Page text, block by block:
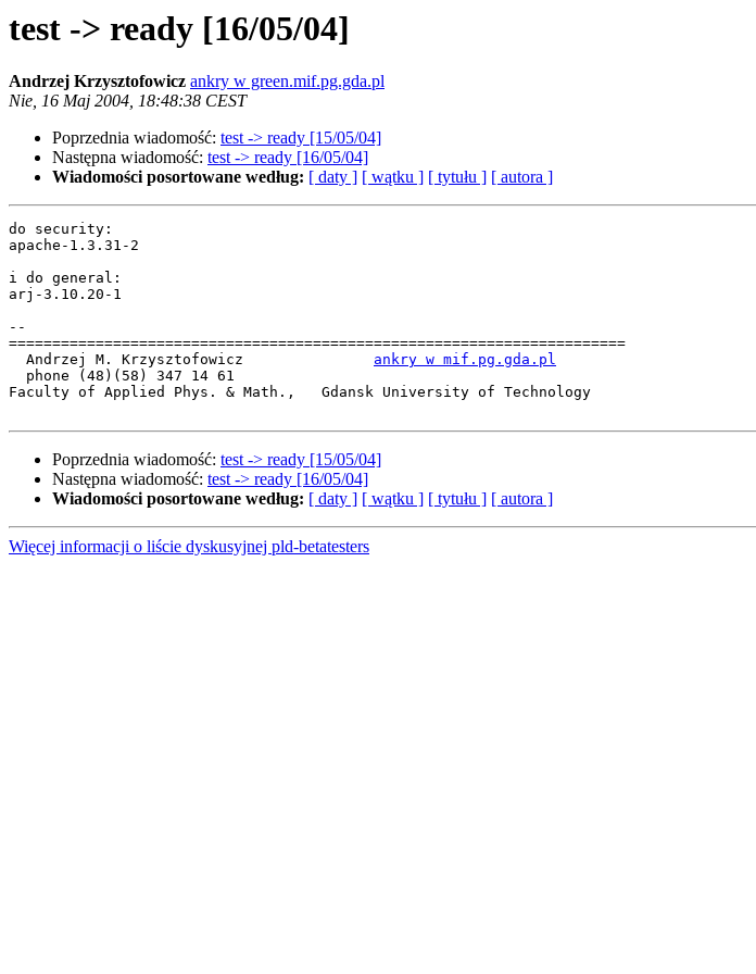
test -> ready [16/05/04]
Andrzej Krzysztofowicz ankry w green.mif.pg.gda.pl
Nie, 16 Maj 2004, 18:48:38 CEST
Poprzednia wiadomość: test -> ready [15/05/04]
Następna wiadomość: test -> ready [16/05/04]
Wiadomości posortowane według: [ daty ] [ wątku ] [ tytułu ] [ autora ]
do security:
apache-1.3.31-2
i do general:
arj-3.10.20-1
--
=======================================================================
  Andrzej M. Krzysztofowicz
ankry w mif.pg.gda.pl
  phone (48)(58) 347 14 61
Faculty of Applied Phys. & Math.,   Gdansk University of Technology
Poprzednia wiadomość: test -> ready [15/05/04]
Następna wiadomość: test -> ready [16/05/04]
Wiadomości posortowane według: [ daty ] [ wątku ] [ tytułu ] [ autora ]
Więcej informacji o liście dyskusyjnej pld-betatesters